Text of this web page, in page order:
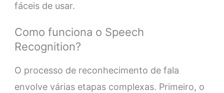
fáceis de usar.
Como funciona o Speech
Recognition?
O processo de reconhecimento de fala
envolve várias etapas complexas. Primeiro, o